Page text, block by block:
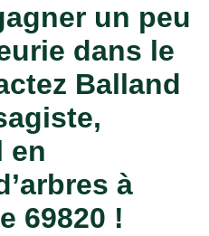
un peu
dans le
Balland
en
à
69820 !